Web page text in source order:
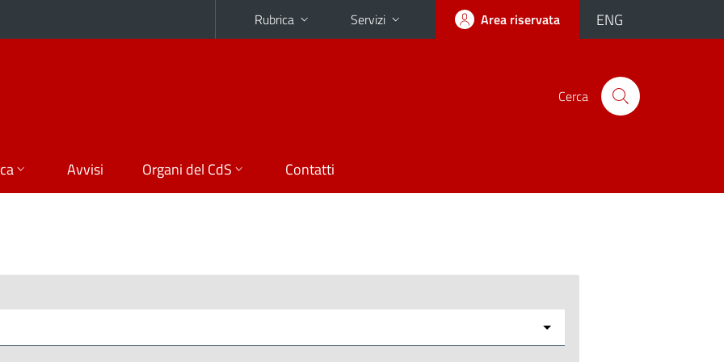
Rubrica Servizi Area riservata ENG
Cerca
Avvisi Organi del CdS Contatti